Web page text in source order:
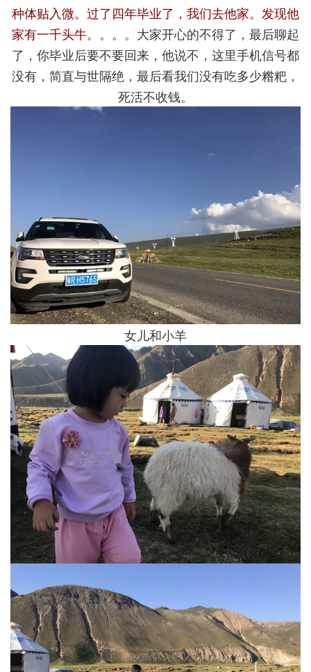
种体贴入微。过了四年毕业了，我们去他家。发现他
家有一千头牛。。。 。大家开心的不得了，最后聊起
了，你毕业后要不要回来，他说不，这里手机信号都
没有，简直与世隔绝，最后看我们没有吃多少糌粑，
死活不收钱。
女儿和小羊